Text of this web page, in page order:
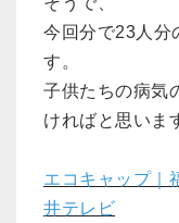
今回分で23人分
す。
子供たちの病気
ければと思いま
エコキャップ｜
井テレビ